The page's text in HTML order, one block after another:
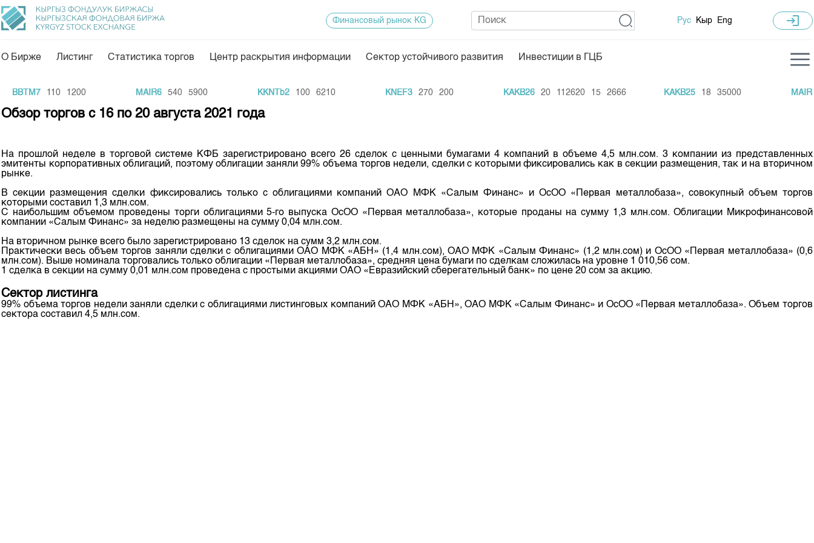
Общая информация
Руководство
Внутренний аудитор
Комитеты
Участники торгов
Наши партнеры
Cтратегия развития
Корпоративные документы
Контакты
Товарно-сырьевой сектор
Центр раскрытия информации
Тарифы
Аналитика
Финансовый рынок KG
25 лет ЗАО КФБ
Центр раскрытия информации Индекс и Капитализация
Котировки по ЦБ
Котировки по драг. металлам
Расписание аукционов по ГЦБ
Объем ГЦБ в обращении
Результаты аукционов по
Финансовый рынок KG Рус Кыр Eng login
О Бирже Листинг Статистика торгов Центр раскрытия информации Сектор устойчивого развития Инвестиции в ГЦБ
BBTM7 110 1200 MAIR6 540 5900 KKNTb2 100 6210 KNEF3 270 200 KAKB26 20 112620 15 2666 KAKB25 18 35000 MAIR5
Обзор торгов с 16 по 20 августа 2021 года
На прошлой неделе в торговой системе КФБ зарегистрировано всего 26 сделок с ценными бумагами 4 компаний в объеме 4,5 млн.сом. 3 компании из представленных
эмитенты корпоративных облигаций, поэтому облигации заняли 99% объема торгов недели, сделки с которыми фиксировались как в секции размещения, так и на вторичном
рынке.
В секции размещения сделки фиксировались только с облигациями компаний ОАО МФК «Салым Финанс» и ОсОО «Первая металлобаза», совокупный объем торгов
которыми составил 1,3 млн.сом.
С наибольшим объемом проведены торги облигациями 5-го выпуска ОсОО «Первая металлобаза», которые проданы на сумму 1,3 млн.сом. Облигации Микрофинансовой
компании «Салым Финанс» за неделю размещены на сумму 0,04 млн.сом.
На вторичном рынке всего было зарегистрировано 13 сделок на сумм 3,2 млн.сом.
Практически весь объем торгов заняли сделки с облигациями ОАО МФК «АБН» (1,4 млн.сом), ОАО МФК «Салым Финанс» (1,2 млн.сом) и ОсОО «Первая металлобаза» (0,6
млн.сом). Выше номинала торговались только облигации «Первая металлобаза», средняя цена бумаги по сделкам сложилась на уровне 1 010,56 сом.
1 сделка в секции на сумму 0,01 млн.сом проведена с простыми акциями ОАО «Евразийский сберегательный банк» по цене 20 сом за акцию.
Сектор листинга
99% объема торгов недели заняли сделки с облигациями листинговых компаний ОАО МФК «АБН», ОАО МФК «Салым Финанс» и ОсОО «Первая металлобаза». Объем торгов
сектора составил 4,5 млн.сом.